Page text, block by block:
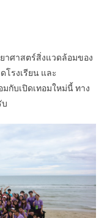
าศาสตร์สิ่งแวดล้อมของ
โรงเรียน และ
กับเปิดเทอมใหม่นี้ ทาง
บ